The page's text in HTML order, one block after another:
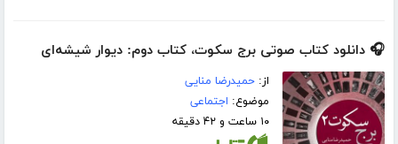
🎧 دانلود کتاب صوتی برج سکوت، کتاب دوم: دیوار شیشه‌ای
از:حمیدرضا منایی
موضوع: اجتماعی
۱۰ ساعت و ۴۲ دقیقه